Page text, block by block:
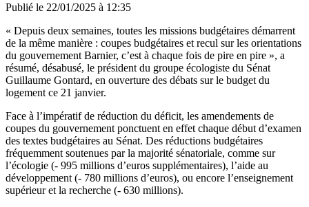
Publié le 22/01/2025 à 12:35
« Depuis deux semaines, toutes les missions budgétaires démarrent
de la même manière : coupes budgétaires et recul sur les orientations
du gouvernement Barnier, c’est à chaque fois de pire en pire », a
résumé, désabusé, le président du groupe écologiste du Sénat
Guillaume Gontard, en ouverture des débats sur le budget du
logement ce 21 janvier.
Face à l’impératif de réduction du déficit, les amendements de
coupes du gouvernement ponctuent en effet chaque début d’examen
des textes budgétaires au Sénat. Des réductions budgétaires
fréquemment soutenues par la majorité sénatoriale, comme sur
l’écologie (- 995 millions d’euros supplémentaires), l’aide au
développement (- 780 millions d’euros), ou encore l’enseignement
supérieur et la recherche (- 630 millions).